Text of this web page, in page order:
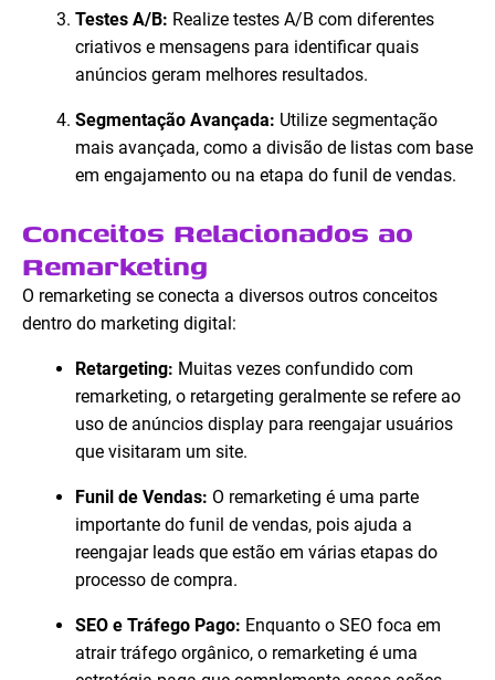
Testes A/B: Realize testes A/B com diferentes
criativos e mensagens para identificar quais
anúncios geram melhores resultados.
Segmentação Avançada: Utilize segmentação
mais avançada, como a divisão de listas com base
em engajamento ou na etapa do funil de vendas.
Conceitos Relacionados ao
Remarketing
O remarketing se conecta a diversos outros conceitos
dentro do marketing digital:
Retargeting: Muitas vezes confundido com
remarketing, o retargeting geralmente se refere ao
uso de anúncios display para reengajar usuários
que visitaram um site.
Funil de Vendas: O remarketing é uma parte
importante do funil de vendas, pois ajuda a
reengajar leads que estão em várias etapas do
processo de compra.
SEO e Tráfego Pago: Enquanto o SEO foca em
atrair tráfego orgânico, o remarketing é uma